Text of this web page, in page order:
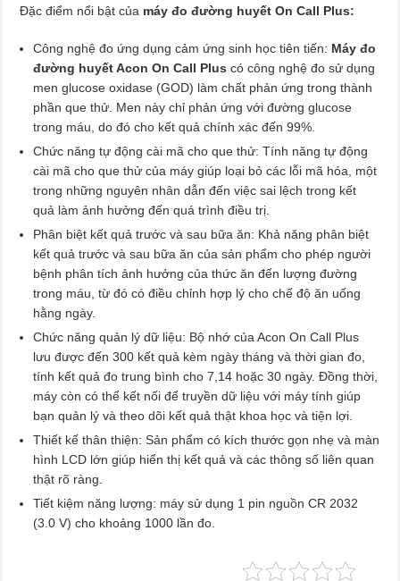
Đặc điểm nổi bật của máy đo đường huyết On Call Plus:
Công nghệ đo ứng dụng cảm ứng sinh học tiên tiến: Máy đo
đường huyết Acon On Call Plus có công nghệ đo sử dụng
men glucose oxidase (GOD) làm chất phản ứng trong thành
phần que thử. Men này chỉ phản ứng với đường glucose
trong máu, do đó cho kết quả chính xác đến 99%.
Chức năng tự động cài mã cho que thử: Tính năng tự động
cài mã cho que thử của máy giúp loại bỏ các lỗi mã hóa, một
trong những nguyên nhân dẫn đến việc sai lệch trong kết
quả làm ảnh hưởng đến quá trình điều trị.
Phân biệt kết quả trước và sau bữa ăn: Khả năng phân biệt
kết quả trước và sau bữa ăn của sản phẩm cho phép người
bệnh phân tích ảnh hưởng của thức ăn đến lượng đường
trong máu, từ đó có điều chỉnh hợp lý cho chế độ ăn uống
hằng ngày.
Chức năng quản lý dữ liệu: Bộ nhớ của Acon On Call Plus
lưu được đến 300 kết quả kèm ngày tháng và thời gian đo,
tính kết quả đo trung bình cho 7,14 hoặc 30 ngày. Đồng thời,
máy còn có thể kết nối để truyền dữ liệu với máy tính giúp
bạn quản lý và theo dõi kết quả thật khoa học và tiện lợi.
Thiết kế thân thiện: Sản phẩm có kích thước gọn nhẹ và màn
hình LCD lớn giúp hiển thị kết quả và các thông số liên quan
thật rõ ràng.
Tiết kiệm năng lượng: máy sử dụng 1 pin nguồn CR 2032
(3.0 V) cho khoảng 1000 lần đo.